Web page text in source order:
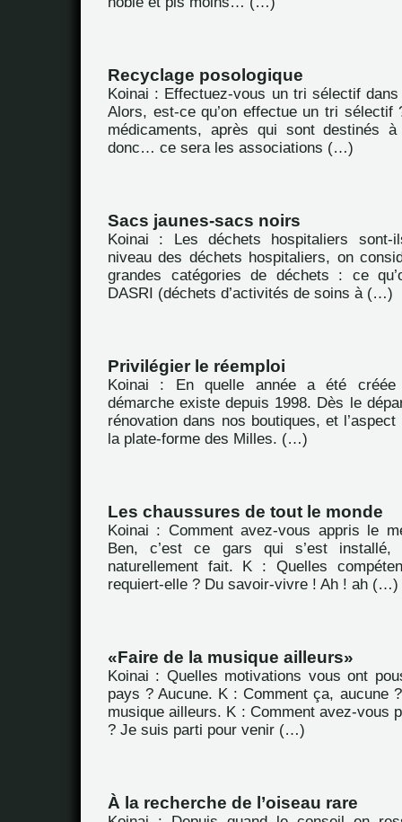
Recyclage posologique
Koinai : Effectuez-vous un tri sélectif
Alors, est-ce qu’on effectue un tri sélectif
médicaments, après qui sont destinés
donc… ce sera les associations (…)
Sacs jaunes-sacs noirs
Koinai : Les déchets hospitaliers
niveau des déchets hospitaliers, on
grandes catégories de déchets : ce
DASRI (déchets d’activités de soins à (…)
Privilégier le réemploi
Koinai : En quelle année a été créée
démarche existe depuis 1998. Dès le
rénovation dans nos boutiques, et
la plate-forme des Milles. (…)
Les chaussures de tout le monde
Koinai : Comment avez-vous appris le
Ben, c’est ce gars qui s’est
naturellement fait. K : Quelles
requiert-elle ? Du savoir-vivre ! Ah ! ah (…)
Faire de la musique ailleurs
Koinai : Quelles motivations vous ont
pays ? Aucune. K : Comment ça, aucune
musique ailleurs. K : Comment avez-vous
? Je suis parti pour venir (…)
À la recherche de l’oiseau rare